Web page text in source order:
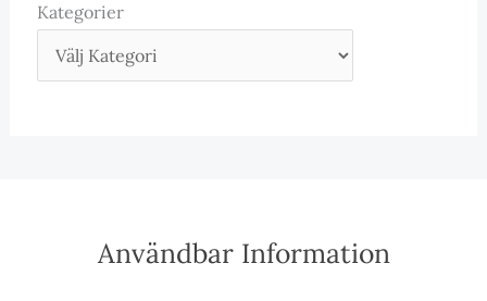
Kategorier
Användbar Information